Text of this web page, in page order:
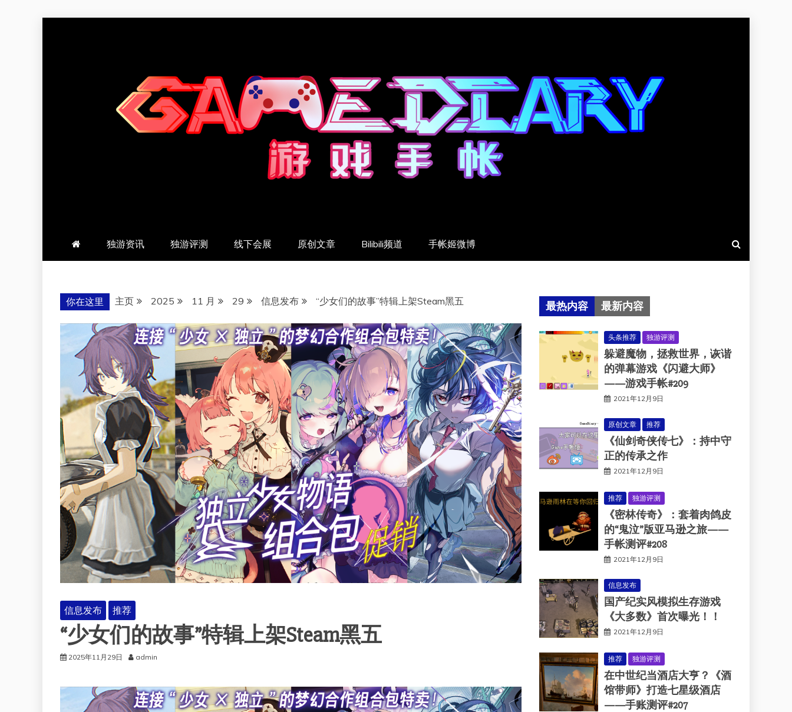
羽风手帐姬
独游资讯 独游评测 线下会展 原创文章 Bilibili频道 手帐姬微博
你在这里 主页 2025 11 月 29 信息发布 “少女们的故事”特辑上架Steam黑五
信息发布 推荐
“少女们的故事”特辑上架Steam黑五
2025年11月29日 admin
最热内容 最新内容
头条推荐 独游评测
躲避魔物，拯救世界，诙谐
的弹幕游戏《闪避大师》
——游戏手帐#209
2021年12月9日
原创文章 推荐
《仙剑奇侠传七》：持中守
正的传承之作
2021年12月9日
推荐 独游评测
《密林传奇》：套着肉鸽皮
的“鬼泣”版亚马逊之旅——
手帐测评#208
2021年12月9日
信息发布
国产纪实风模拟生存游戏
《大多数》首次曝光！！
2021年12月9日
推荐 独游评测
在中世纪当酒店大亨？《酒
馆带师》打造七星级酒店
——手账测评#207